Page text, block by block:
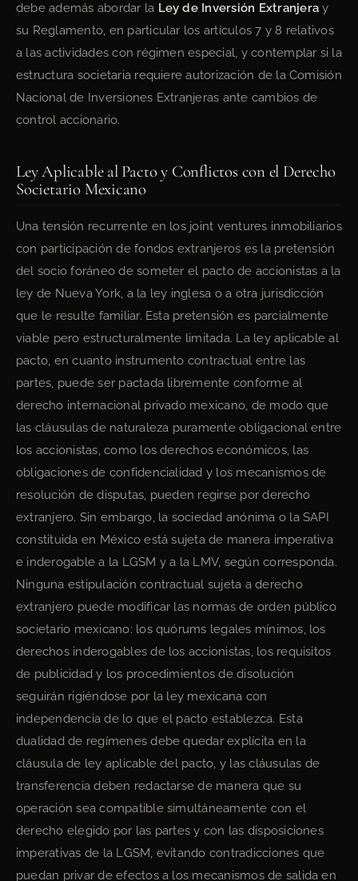
debe además abordar la Ley de Inversión Extranjera y
su Reglamento, en particular los artículos 7 y 8 relativos
a las actividades con régimen especial, y contemplar si la
estructura societaria requiere autorización de la Comisión
Nacional de Inversiones Extranjeras ante cambios de
control accionario.
Ley Aplicable al Pacto y Conflictos con el Derecho
Societario Mexicano
Una tensión recurrente en los joint ventures inmobiliarios
con participación de fondos extranjeros es la pretensión
del socio foráneo de someter el pacto de accionistas a la
ley de Nueva York, a la ley inglesa o a otra jurisdicción
que le resulte familiar. Esta pretensión es parcialmente
viable pero estructuralmente limitada. La ley aplicable al
pacto, en cuanto instrumento contractual entre las
partes, puede ser pactada libremente conforme al
derecho internacional privado mexicano, de modo que
las cláusulas de naturaleza puramente obligacional entre
los accionistas, como los derechos económicos, las
obligaciones de confidencialidad y los mecanismos de
resolución de disputas, pueden regirse por derecho
extranjero. Sin embargo, la sociedad anónima o la SAPI
constituida en México está sujeta de manera imperativa
e inderogable a la LGSM y a la LMV, según corresponda.
Ninguna estipulación contractual sujeta a derecho
extranjero puede modificar las normas de orden público
societario mexicano: los quórums legales mínimos, los
derechos inderogables de los accionistas, los requisitos
de publicidad y los procedimientos de disolución
seguirán rigiéndose por la ley mexicana con
independencia de lo que el pacto establezca. Esta
dualidad de regímenes debe quedar explícita en la
cláusula de ley aplicable del pacto, y las cláusulas de
transferencia deben redactarse de manera que su
operación sea compatible simultáneamente con el
derecho elegido por las partes y con las disposiciones
imperativas de la LGSM, evitando contradicciones que
puedan privar de efectos a los mecanismos de salida en